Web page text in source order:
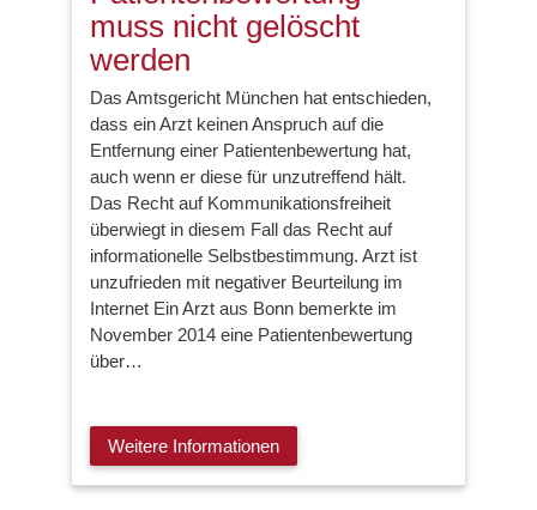
muss nicht gelöscht
werden
Das Amtsgericht München hat entschieden,
dass ein Arzt keinen Anspruch auf die
Entfernung einer Patientenbewertung hat,
auch wenn er diese für unzutreffend hält.
Das Recht auf Kommunikationsfreiheit
überwiegt in diesem Fall das Recht auf
informationelle Selbstbestimmung. Arzt ist
unzufrieden mit negativer Beurteilung im
Internet Ein Arzt aus Bonn bemerkte im
November 2014 eine Patientenbewertung
über…
Weitere Informationen